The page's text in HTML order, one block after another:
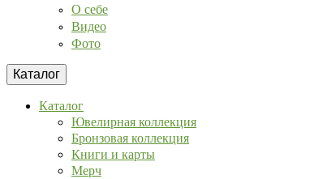
О себе
Видео
Фото
Каталог
Каталог
Ювелирная коллекция
Бронзовая коллекция
Книги и карты
Мерч